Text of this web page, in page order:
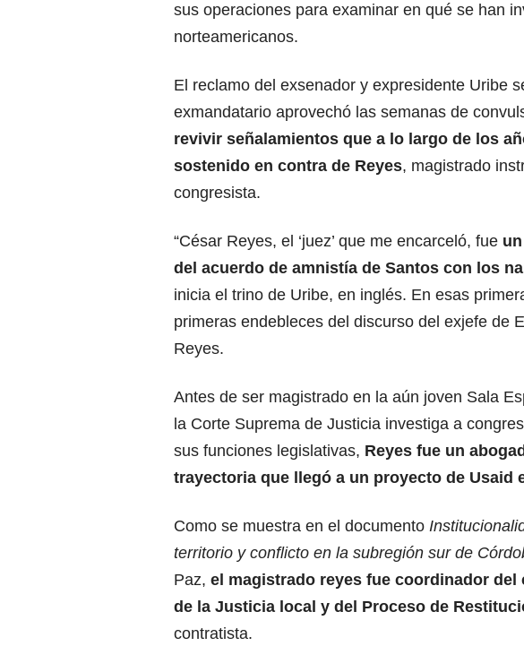
sus operaciones para examinar en qué se han
norteamericanos.
El reclamo del exsenador y expresidente Uribe
exmandatario aprovechó las semanas de
revivir señalamientos que a lo largo de los
sostenido en contra de Reyes, magistrado
congresista.
“César Reyes, el ‘juez’ que me encarceló, fue
del acuerdo de amnistía de Santos con los
inicia el trino de Uribe, en inglés. En esas
primeras endebleces del discurso del exjefe de
Reyes.
Antes de ser magistrado en la aún joven Sala
la Corte Suprema de Justicia investiga a
sus funciones legislativas, Reyes fue un
trayectoria que llegó a un proyecto de Usaid
Como se muestra en el documento
territorio y conflicto en la subregión sur de
Paz, el magistrado reyes fue coordinador del
de la Justicia local y del Proceso de
contratista.